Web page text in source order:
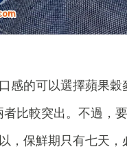
感的可以選擇蘋果
比較突出。不過，
，保鮮期只有七天，